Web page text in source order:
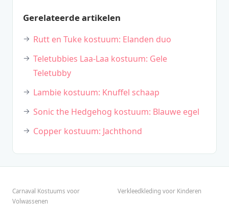
Gerelateerde artikelen
Rutt en Tuke kostuum: Elanden duo
Teletubbies Laa-Laa kostuum: Gele
Teletubby
Lambie kostuum: Knuffel schaap
Sonic the Hedgehog kostuum: Blauwe egel
Copper kostuum: Jachthond
Carnaval Kostuums voor
Volwassenen
Verkleedkleding voor Kinderen